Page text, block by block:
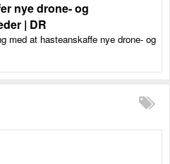
nye drone- og
| DR
med at hasteanskaffe nye drone- og